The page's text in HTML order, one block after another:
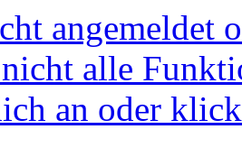
angemeldet
alle
an oder